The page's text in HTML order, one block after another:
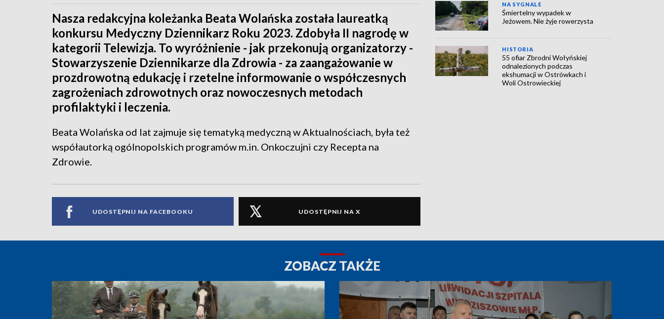
Nasza redakcyjna koleżanka Beata Wolańska została laureatką
konkursu Medyczny Dziennikarz Roku 2023. Zdobyła II nagrodę w
kategorii Telewizja. To wyróżnienie - jak przekonują organizatorzy -
Stowarzyszenie Dziennikarze dla Zdrowia - za zaangażowanie w
prozdrowotną edukację i rzetelne informowanie o współczesnych
zagrożeniach zdrowotnych oraz nowoczesnych metodach
profilaktyki i leczenia.
Beata Wolańska od lat zajmuje się tematyką medyczną w Aktualnościach, była też
współautorką ogólnopolskich programów m.in. Onkoczujni czy Recepta na
Zdrowie.
UDOSTĘPNIJ NA FACEBOOKU UDOSTĘPNIJ NA X
NA SYGNALE
Śmiertelny wypadek w
Jeżowem. Nie żyje rowerzysta
HISTORIA
55 ofiar Zbrodni Wołyńskiej
odnalezionych podczas
ekshumacji w Ostrówkach i
Woli Ostrowieckiej
ZOBACZ TAKŻE